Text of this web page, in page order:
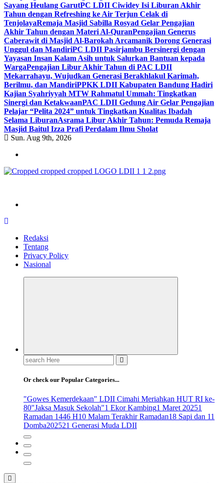
Sayang Heulang GarutPC LDII Ciwidey Isi Liburan Akhir
Tahun dengan Refreshing ke Air Terjun Celak di
TenjolayaRemaja Masjid Sabilla Rosyad Gelar Pengajian
Akhir Tahun dengan Materi Al-QuranPengajian Generus
Caberawit di Masjid Al-Barokah Arcamanik Dorong Generasi
Unggul dan MandiriPC LDII Pasirjambu Bersinergi dengan
Yayasan Insan Kalam Asih untuk Salurkan Bantuan kepada
WargaPengajian Libur Akhir Tahun di PAC LDII
Mekarrahayu, Wujudkan Generasi Berakhlakul Karimah,
Berilmu, dan MandiriPPKK LDII Kabupaten Bandung Hadiri
Kajian Syahriyyah MTW Rahmatul Ummah: Tingkatkan
Sinergi dan KetakwaanPAC LDII Gedung Air Gelar Pengajian
Pelajar “Pelita 2024” untuk Tingkatkan Kualitas Ibadah
Selama LiburanAsrama Libur Akhir Tahun: Pemuda Remaja
Masjid Baitul Izza Prafi Perdalam Ilmu Sholat
Sun. Aug 9th, 2026
Redaksi
Tentang
Privacy Policy
Nasional
Search
for:
Or check our Popular Categories...
"Gowes Kemerdekaan" LDII Cimahi Meriahkan HUT RI ke-
80"Jaksa Masuk Sekolah"1 Ekor Kambing1 Maret 20251
Ramadan 1446 H10 Malam Terakhir Ramadan18 Sapi dan 11
Domba202521 Generasi Muda LDII